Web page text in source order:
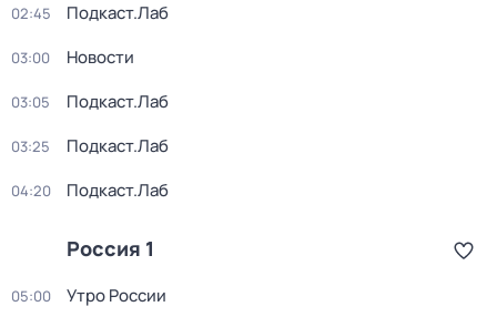
02:45 Подкаст.Лаб
03:00 Новости
03:05 Подкаст.Лаб
03:25 Подкаст.Лаб
04:20 Подкаст.Лаб
Россия 1
05:00 Утро России